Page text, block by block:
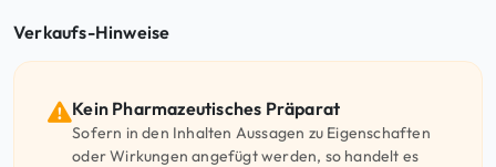
Verkaufs-Hinweise
Kein Pharmazeutisches Präparat
Sofern in den Inhalten Aussagen zu Eigenschaften
oder Wirkungen angefügt werden, so handelt es